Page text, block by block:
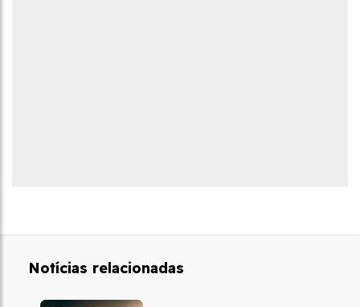
Notícias relacionadas